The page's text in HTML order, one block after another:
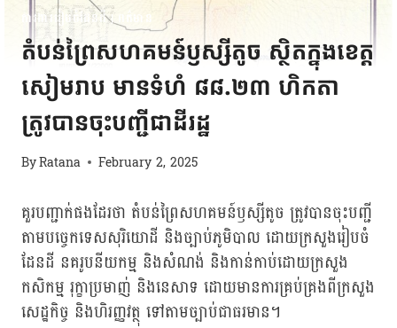
ការងាររៀបចំដែនដី| ពត៌មាន
តំបន់ព្រៃសហគមន៍ឫស្សីតូច ស្ថិតក្នុងខេត្ត
សៀមរាប មានទំហំ ៨៨.២៣ ហិកតា
ត្រូវបានចុះបញ្ជីជាដីរដ្ឋ
ByRatana February 2, 2025
គួរបញ្ជាក់ផងដែរថា តំបន់ព្រៃសហគមន៍ឫស្សីតូច ត្រូវបានចុះបញ្ជី
តាមបច្ចេកទេសសុរិយោដី និងច្បាប់ភូមិបាល ដោយក្រសួងរៀបចំ
ដែនដី នគរូបនីយកម្ម និងសំណង់ និងកាន់កាប់ដោយក្រសួង
កសិកម្ម រុក្ខាប្រមាញ់ និងនេសាទ ដោយមានការគ្រប់គ្រងពីក្រសួង
សេដ្ឋកិច្ច និងហិរញ្ញវត្ថុ ទៅតាមច្បាប់ជាធរមាន។